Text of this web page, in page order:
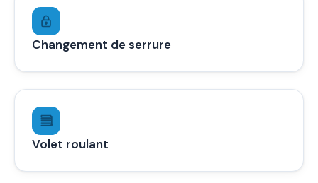
Changement de serrure
Volet roulant